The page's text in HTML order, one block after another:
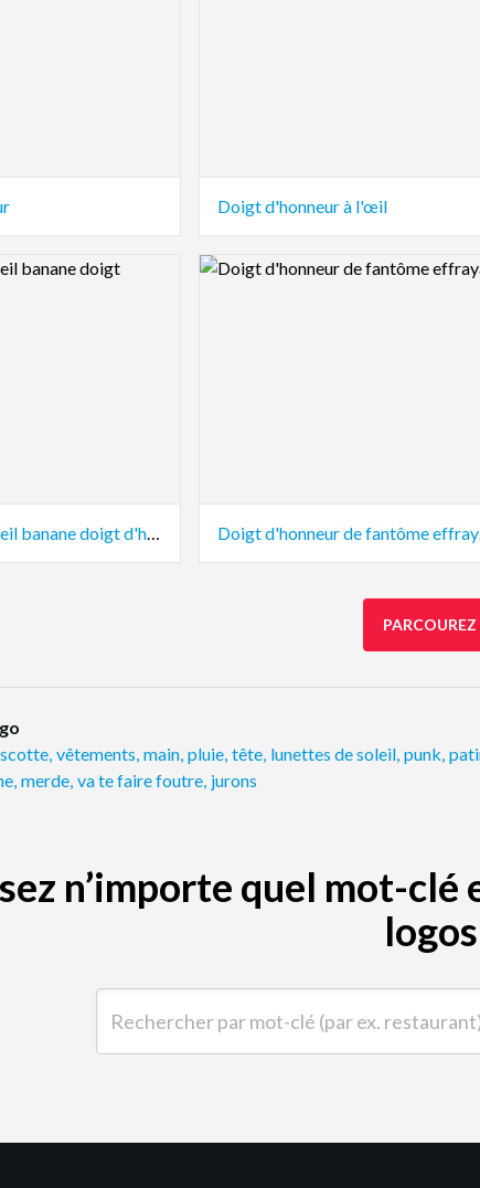
Doigt d'honneur à l'œil
Lunettes de soleil banane doigt d'honneur
Logo Preview Image
, vêtements, main, pluie, tête, lunettes de soleil, punk,
, merde, va te faire foutre, jurons
n’importe quel mot-